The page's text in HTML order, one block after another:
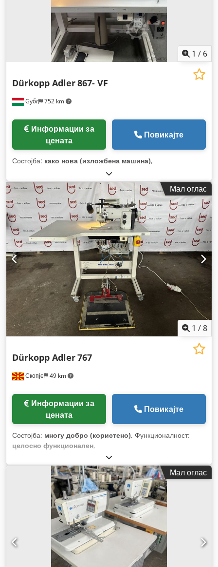
1 / 6
Győr 752 km
Dürkopp Adler867- VF
цената
Повикајте
Состојба: како нова (изложбена машина),
Мал оглас
1 /8
Скопје 49 km
Dürkopp Adler767
цената
Повикајте
Состојба: многу добро (користено), Функционалност:
целосно функционален,
Мал оглас